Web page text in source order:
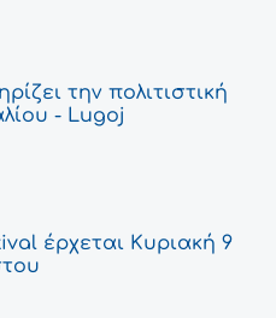
την πολιτιστική
- Lugoj
έρχεται Κυριακή 9